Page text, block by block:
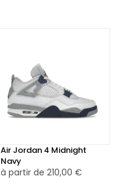
Air Jordan 4 Midnight
Navy
à partir de 210,00 €